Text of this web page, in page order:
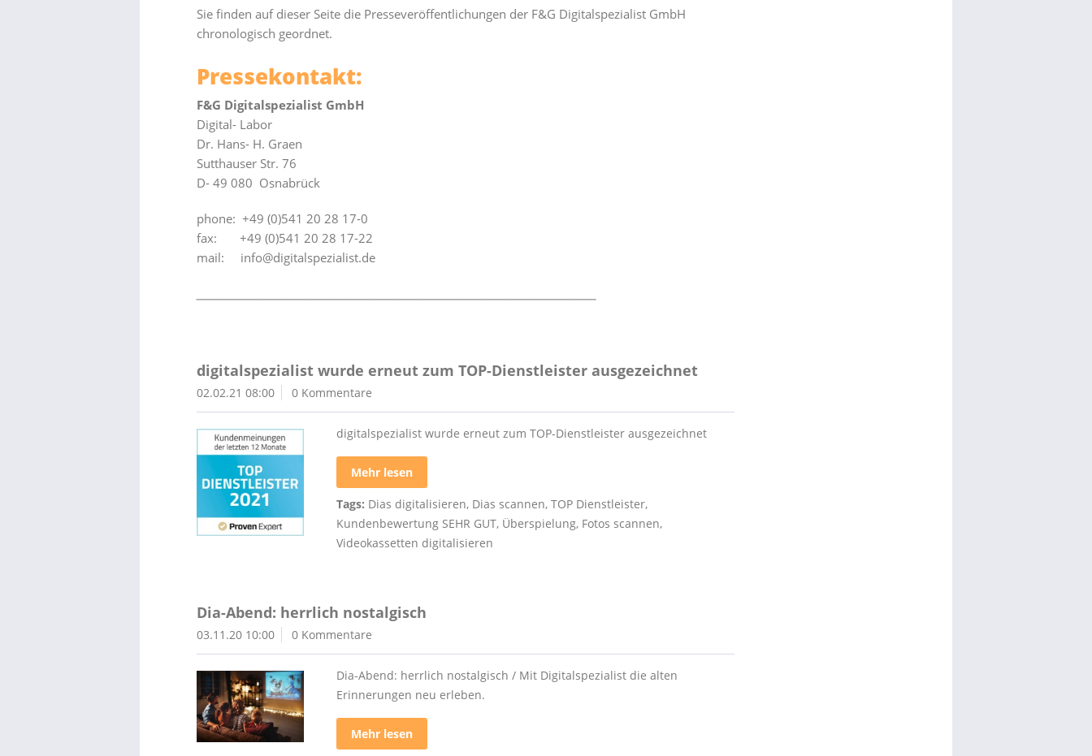
Sie finden auf dieser Seite die Presseveröffentlichungen der F&G Digitalspezialist GmbH
chronologisch geordnet.
Pressekontakt:
F&G Digitalspezialist GmbH
Digital- Labor
Dr. Hans- H. Graen
Sutthauser Str. 76
D- 49 080 Osnabrück
phone: +49 (0)541 20 28 17-0
fax: +49 (0)541 20 28 17-22
mail: info@digitalspezialist.de
digitalspezialist wurde erneut zum TOP-Dienstleister ausgezeichnet
02.02.21 08:00 0 Kommentare
digitalspezialist wurde erneut zum TOP-Dienstleister ausgezeichnet
Mehr lesen
Tags: Dias digitalisieren, Dias scannen,TOP Dienstleister,
Kundenbewertung SEHR GUT, Überspielung, Fotos scannen,
Videokassetten digitalisieren
Dia-Abend: herrlich nostalgisch
03.11.20 10:00 0 Kommentare
Dia-Abend: herrlich nostalgisch / Mit Digitalspezialist die alten
Erinnerungen neu erleben.
Mehr lesen